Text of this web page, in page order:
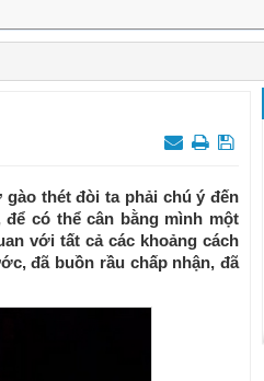
thét đòi ta phải chú ý đến
có thể cân bằng mình một
với tất cả các khoảng cách
đã buồn rầu chấp nhận, đã